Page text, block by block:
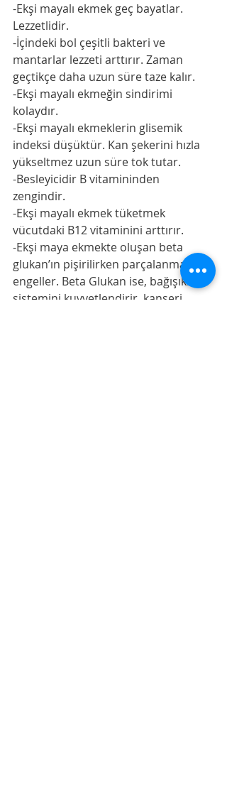
-Ekşi mayalı ekmek geç bayatlar.
Lezzetlidir.
-İçindeki bol çeşitli bakteri ve
mantarlar lezzeti arttırır. Zaman
geçtikçe daha uzun süre taze kalır.
-Ekşi mayalı ekmeğin sindirimi
kolaydır.
-Ekşi mayalı ekmeklerin glisemik
indeksi düşüktür. Kan şekerini hızla
yükseltmez uzun süre tok tutar.
-Besleyicidir B vitamininden
zengindir.
-Ekşi mayalı ekmek tüketmek
vücutdaki B12 vitaminini arttırır.
-Ekşi maya ekmekte oluşan beta
glukan’ın pişirilirken parçalanmasını
engeller. Beta Glukan ise, bağışıklık
sistemini kuvvetlendirir, kanseri